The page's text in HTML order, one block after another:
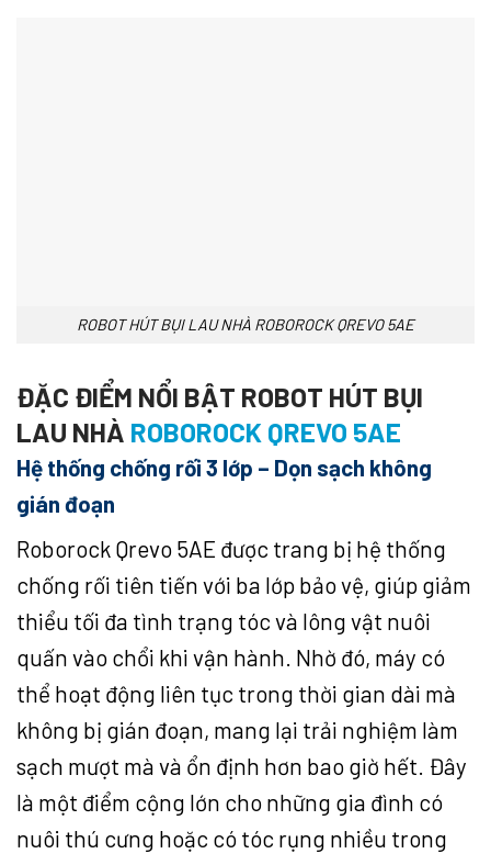
ROBOT HÚT BỤI LAU NHÀ ROBOROCK QREVO 5AE
ĐẶC ĐIỂM NỔI BẬT ROBOT HÚT BỤI
LAU NHÀ ROBOROCK QREVO 5AE
Hệ thống chống rối 3 lớp – Dọn sạch không
gián đoạn
Roborock Qrevo 5AE được trang bị hệ thống
chống rối tiên tiến với ba lớp bảo vệ, giúp giảm
thiểu tối đa tình trạng tóc và lông vật nuôi
quấn vào chổi khi vận hành. Nhờ đó, máy có
thể hoạt động liên tục trong thời gian dài mà
không bị gián đoạn, mang lại trải nghiệm làm
sạch mượt mà và ổn định hơn bao giờ hết. Đây
là một điểm cộng lớn cho những gia đình có
nuôi thú cưng hoặc có tóc rụng nhiều trong